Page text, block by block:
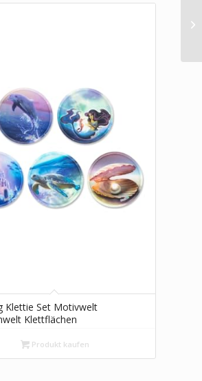
Klettie Set Motivwelt
Klettflächen
– Bunt
Produkt kaufen